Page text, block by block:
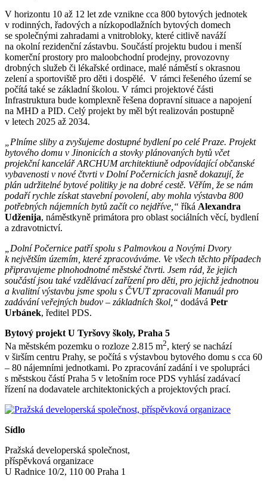
V horizontu 10 až 12 let zde vznikne cca 800 bytových jednotek
v rodinných, řadových a nízkopodlažních bytových domech
se společnými zahradami a vnitrobloky, které citlivě naváží
na okolní rezidenční zástavbu. Součástí projektu budou i menší
komerční prostory pro maloobchodní prodejny, provozovny
drobných služeb či lékařské ordinace, malé náměstí s okrasnou
zelení a sportoviště pro děti i dospělé. V rámci řešeného území se
počítá také se základní školou. V rámci projektové části
Infrastruktura bude komplexně řešena dopravní situace a napojení
na MHD a PID. Celý projekt by měl být realizován postupně
v letech 2025 až 2034.
„Plníme sliby a zvyšujeme dostupné bydlení po celé Praze. Projekt
bytového domu v Jinonicích a stovky plánovaných bytů včet
projekční kancelář ARCHUM architektiuně odpovídající občanské
vybavenosti v nové čtvrti v Dolní Počernicích jasně dokazují, že
plán udržitelné bytové politiky je na dobré cestě. Věřím, že se nám
podaří rychle získat stavební povolení, aby mohla výstavba 800
potřebných nájemních bytů začít co nejdříve,“ říká Alexandra
Udženija, náměstkyně primátora pro oblast sociálních věcí, bydlení
a zdravotnictví.
„Dolní Počernice patří spolu s Palmovkou a Novými Dvory
k největším územím, které zpracováváme. Ve všech těchto případech
připravujeme plnohodnotné městské čtvrti. Jsem rád, že jejich
součástí jsou také vzdělávací zařízení pro děti, pro jejichž jednotnou
a kvalitní výstavbu jsme spolu s ČVUT zpracovali Manuál pro
zadávání veřejných budov – základních škol,“ dodává Petr
Urbánek, ředitel PDS.
Bytový projekt U Tyršovy školy, Praha 5
Na městském pozemku o rozloze 2.815 m2, který se nachází
v širším centru Prahy, se počítá s výstavbou bytového domu s cca 60
– 80 nájemními jednotkami. Po zpracování zadání i ve spolupráci
s městskou částí Praha 5 v letošním roce PDS vyhlásí zadávací
řízení na dodavatele architektonických a projektových prací.
Sídlo
Pražská developerská společnost,
příspěvková organizace
U Radnice 10/2, 110 00 Praha 1